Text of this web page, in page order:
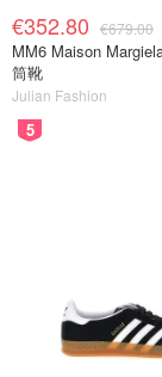
€352.80 €679.00
MM6 Maison
筒靴
Julian Fashion
5